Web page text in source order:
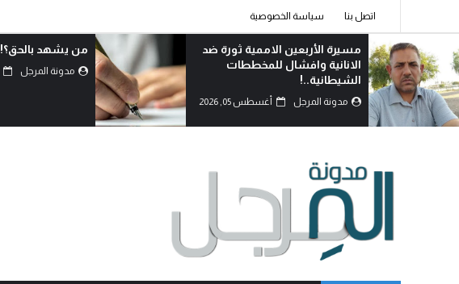
اتصل بنا سياسة الخصوصية
مسيرة الأربعين الاممية ثورة ضد
الانانية وافشال للمخططات
الشيطانية..!
مدونة المرجل أغسطس 05, 2026
من يشهد بالحق؟!
مدونة المرجل